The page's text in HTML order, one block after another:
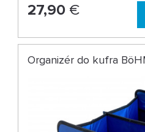
27,90 €
Organizér do kufra